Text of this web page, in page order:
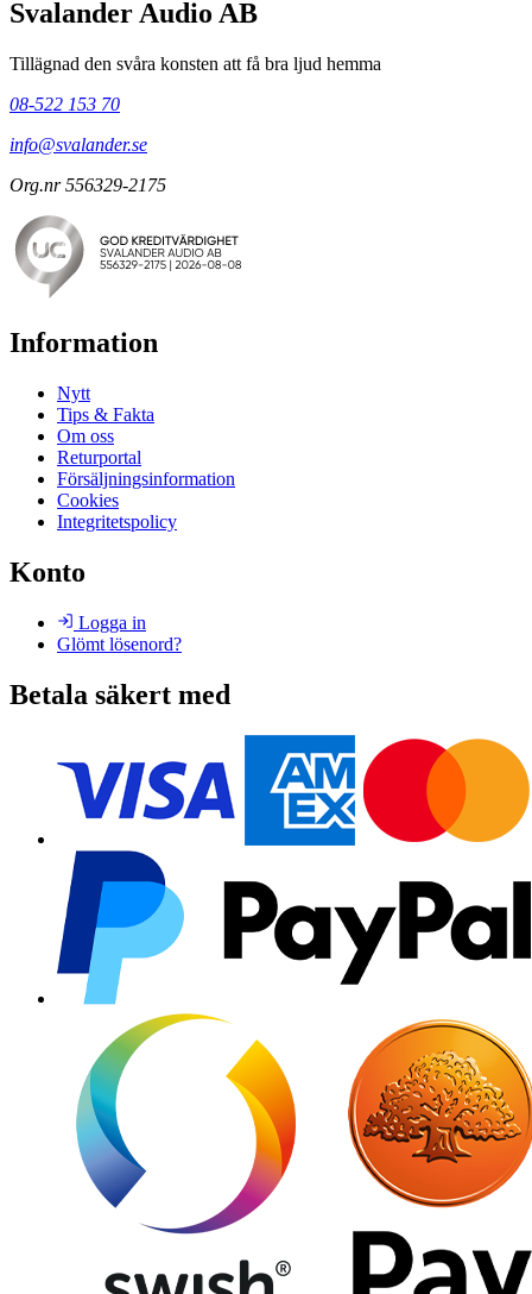
Svalander Audio AB
Tillägnad den svåra konsten att få bra ljud hemma
08-522 153 70
info@svalander.se
Org.nr 556329-2175
Information
Nytt
Tips & Fakta
Om oss
Returportal
Försäljningsinformation
Cookies
Integritetspolicy
Konto
Logga in
Glömt lösenord?
Betala säkert med